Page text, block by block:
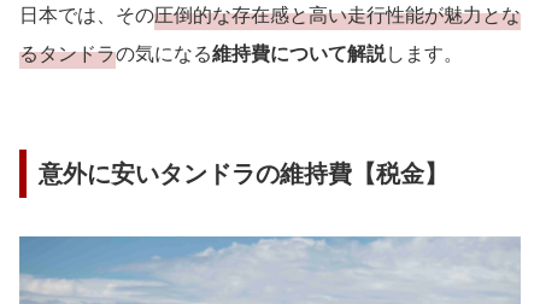
日本では、その圧倒的な存在感と高い走行性能が魅力とな
るタンドラの気になる維持費について解説します。
意外に安いタンドラの維持費【税金】